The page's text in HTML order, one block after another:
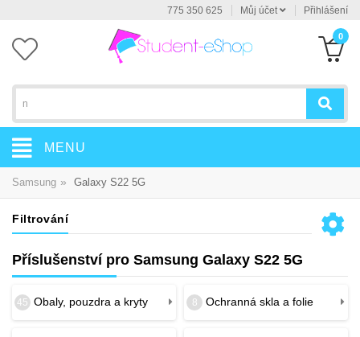
775 350 625 Můj účet Přihlášení
0
MENU
Samsung » Galaxy S22 5G
Filtrování
Příslušenství pro Samsung Galaxy S22 5G
45 Obaly, pouzdra a kryty 8 Ochranná skla a folie